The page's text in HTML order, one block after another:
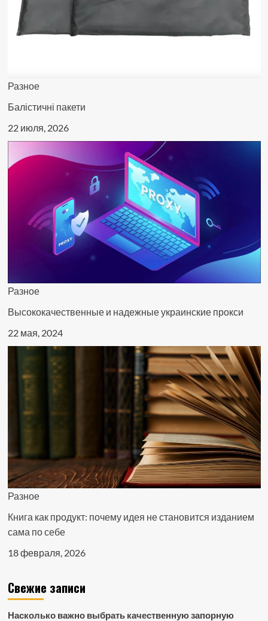
Разное
Балістичні пакети
22 июля, 2026
Разное
Высококачественные и надежные украинские прокси
22 мая, 2024
Разное
Книга как продукт: почему идея не становится изданием
сама по себе
18 февраля, 2026
Свежие записи
Насколько важно выбрать качественную запорную